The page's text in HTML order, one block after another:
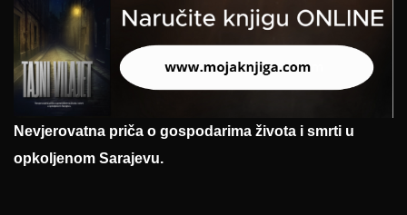
Nevjerovatna priča o gospodarima života i smrti u
opkoljenom Sarajevu.